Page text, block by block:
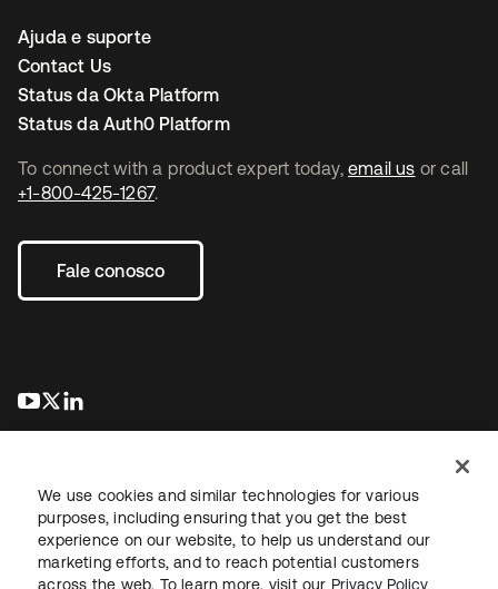
To connect with a product expert today, email us or call
+1-800-425-1267.
Fale conosco
abre em uma nova guia
abre em uma nova guia
Ajuda e suporte
Contact Us
Status da Okta Platform
Status da Auth0 Platform
JurídicoPolítica de privacidadeTermos do siteSegurança
We use cookies and similar technologies for various
purposes, including ensuring that you get the best
experience on our website, to help us understand our
marketing efforts, and to reach potential customers
across the web. To learn more, visit our Privacy Policy